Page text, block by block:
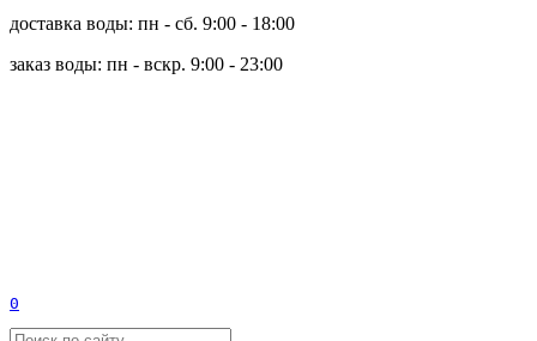
доставка воды: пн - сб. 9:00 - 18:00
заказ воды: пн - вскр. 9:00 - 23:00
0